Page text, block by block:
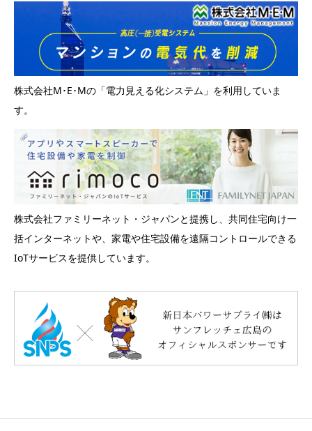
株式会社M･E･Mの「電力見える化システム」を利用していま
す。
株式会社ファミリーネット・ジャパンと提携し、共同住宅向け一
括インターネットや、家電や住宅設備を遠隔コントロールできる
IoTサービスを提供しています。